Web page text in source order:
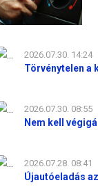
2026.07.30. 14:24
Törvénytelen a
2026.07.30. 08:55
Nem kell
2026.07.28. 08:41
Újautóeladás